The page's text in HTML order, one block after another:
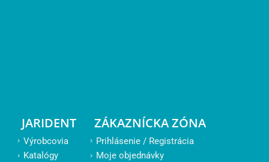
JARIDENT
Výrobcovia
Katalógy
ZÁKAZNÍCKA ZÓNA
Prihlásenie / Registrácia
Moje objednávky